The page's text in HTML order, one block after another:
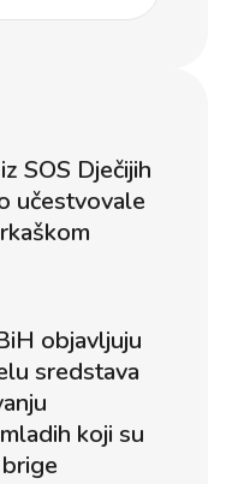
SOS Dječijih
učestvovale
objavljuju
sredstava
koji su